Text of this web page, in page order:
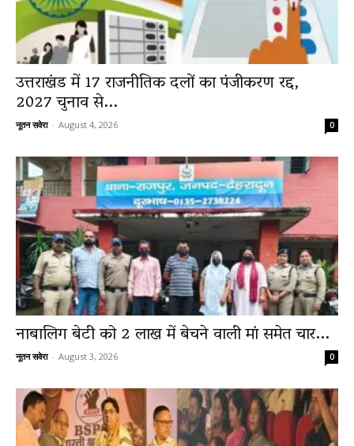
उत्तराखंड में 17 राजनीतिक दलों का पंजीकरण रद्द,
2027 चुनाव से...
नूतन सवेरा - August 4, 2026 0
नाबालिग बेटी को 2 लाख में बेचने वाली मां समेत चार...
नूतन सवेरा - August 3, 2026 0